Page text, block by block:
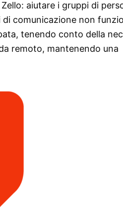
aiutare i gruppi di
comunicazione non
tenendo conto della
remoto, mantenendo una